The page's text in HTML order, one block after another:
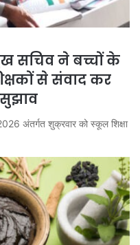
सचिव ने बच्चों के
से संवाद कर
सुझाव
अंतर्गत शुक्रवार को स्कूल शिक्षा